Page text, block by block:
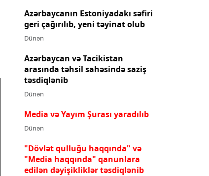
Azərbaycanın Estoniyadakı səfiri
geri çağırılıb, yeni təyinat olub
Dünən
Azərbaycan və Tacikistan
arasında təhsil sahəsində saziş
təsdiqlənib
Dünən
Media və Yayım Şurası yaradılıb
Dünən
"Dövlət qulluğu haqqında" və
"Media haqqında" qanunlara
edilən dəyişikliklər təsdiqlənib